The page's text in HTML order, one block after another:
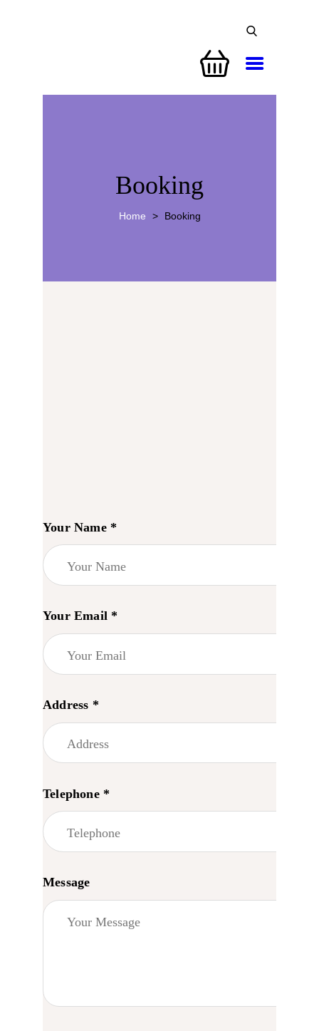
Booking
Home Booking
BUCHETE FLORI
PLANTE AERIENE
PLANTE VERZI LA GHIVECI
ARTICOLE
CONTACT
Your Name *
Your Email *
Address *
Telephone *
Message